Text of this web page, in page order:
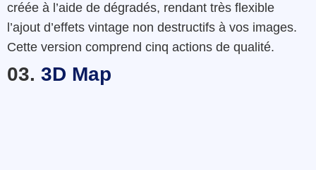
créée à l’aide de dégradés, rendant très flexible
l’ajout d’effets vintage non destructifs à vos images.
Cette version comprend cinq actions de qualité.
03. 3D Map